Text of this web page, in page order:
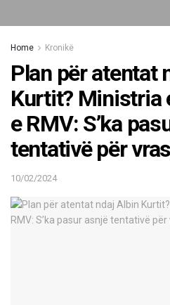
Home Kronikë
Plan për atentat
Kurtit? Ministria
e RMV: S’ka
tentativë për
10/02/2024